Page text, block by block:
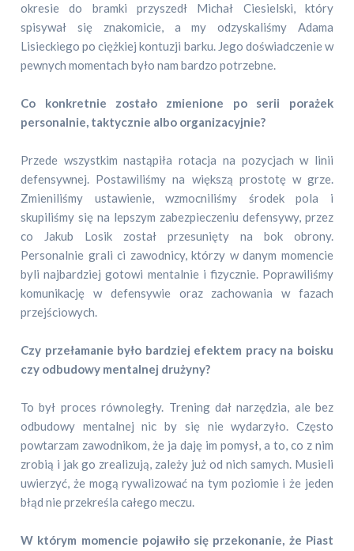
okresie do bramki przyszedł Michał Ciesielski, który
spisywał się znakomicie, a my odzyskaliśmy Adama
Lisieckiego po ciężkiej kontuzji barku. Jego doświadczenie w
pewnych momentach było nam bardzo potrzebne.
Co konkretnie zostało zmienione po serii porażek
personalnie, taktycznie albo organizacyjnie?
Przede wszystkim nastąpiła rotacja na pozycjach w linii
defensywnej. Postawiliśmy na większą prostotę w grze.
Zmieniliśmy ustawienie, wzmocniliśmy środek pola i
skupiliśmy się na lepszym zabezpieczeniu defensywy, przez
co Jakub Losik został przesunięty na bok obrony.
Personalnie grali ci zawodnicy, którzy w danym momencie
byli najbardziej gotowi mentalnie i fizycznie. Poprawiliśmy
komunikację w defensywie oraz zachowania w fazach
przejściowych.
Czy przełamanie było bardziej efektem pracy na boisku
czy odbudowy mentalnej drużyny?
To był proces równoległy. Trening dał narzędzia, ale bez
odbudowy mentalnej nic by się nie wydarzyło. Często
powtarzam zawodnikom, że ja daję im pomysł, a to, co z nim
zrobią i jak go zrealizują, zależy już od nich samych. Musieli
uwierzyć, że mogą rywalizować na tym poziomie i że jeden
błąd nie przekreśla całego meczu.
W którym momencie pojawiło się przekonanie, że Piast